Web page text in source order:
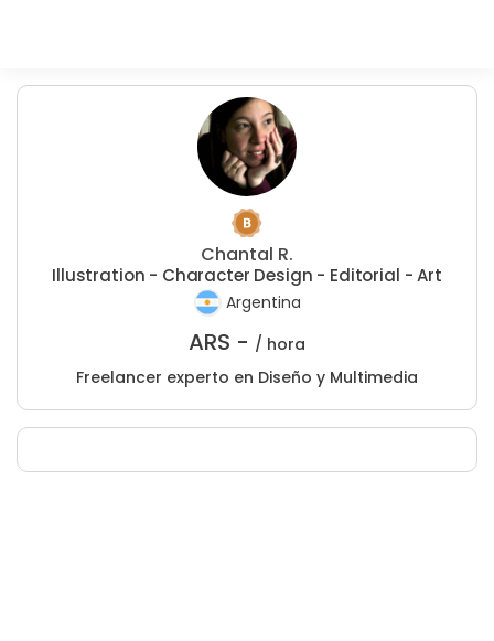
Chantal R.
Illustration - Character Design - Editorial - Art
Argentina
ARS - / hora
Freelancer experto en Diseño y Multimedia